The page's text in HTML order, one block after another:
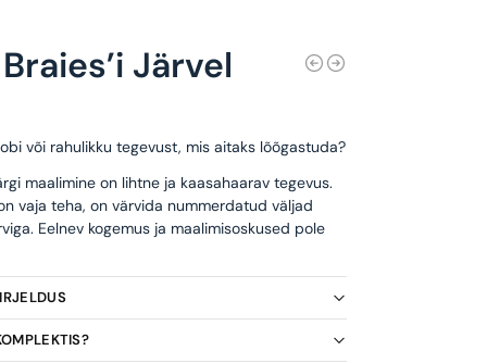
Järvel
või rahulikku tegevust, mis aitaks lõõgastuda?
maalimine on lihtne ja kaasahaarav tegevus.
vaja teha, on värvida nummerdatud väljad
Eelnev kogemus ja maalimisoskused pole